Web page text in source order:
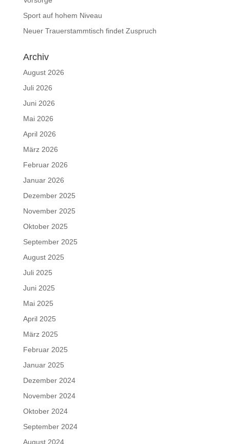
Sport auf hohem Niveau
Neuer Trauerstammtisch findet Zuspruch
Archiv
August 2026
Juli 2026
Juni 2026
Mai 2026
April 2026
März 2026
Februar 2026
Januar 2026
Dezember 2025
November 2025
Oktober 2025
September 2025
August 2025
Juli 2025
Juni 2025
Mai 2025
April 2025
März 2025
Februar 2025
Januar 2025
Dezember 2024
November 2024
Oktober 2024
September 2024
August 2024